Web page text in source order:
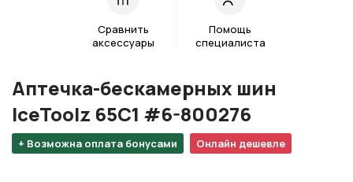
Сравнить
аксессуары
Помощь
специалиста
+ Возможна оплата бонусами Онлайн дешевле
Аптечка-бескамерных шин
IceToolz 65C1 #6-800276